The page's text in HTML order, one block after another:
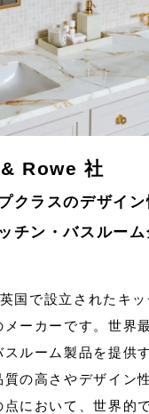
Rowe 社
クラスのデザイン
チン・バスルーム
国で設立されたキ
メーカーです。世界
スルーム製品を提供
質の高さやデザイン
点において、世界的